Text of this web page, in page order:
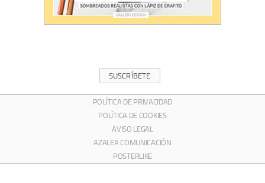
SUSCRÍBETE
POLÍTICA DE PRIVACIDAD
POLÍTICA DE COOKIES
AVISO LEGAL
AZALEA COMUNICACIÓN
POSTERLIKE